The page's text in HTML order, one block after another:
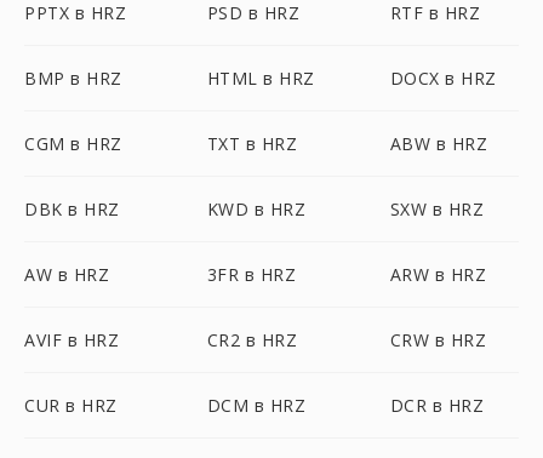
PPTX в HRZ PSD в HRZ RTF в HRZ
BMP в HRZ HTML в HRZ DOCX в HRZ
CGM в HRZ TXT в HRZ ABW в HRZ
DBK в HRZ KWD в HRZ SXW в HRZ
AW в HRZ 3FR в HRZ ARW в HRZ
AVIF в HRZ CR2 в HRZ CRW в HRZ
CUR в HRZ DCM в HRZ DCR в HRZ